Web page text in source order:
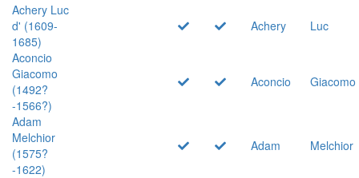
Achery Luc
d' (1609-
1685)
Achery
Luc
Aconcio
Giacomo
(1492?
-1566?)
Aconcio Giacomo
Adam
Melchior
(1575?
-1622)
Adam Melchior